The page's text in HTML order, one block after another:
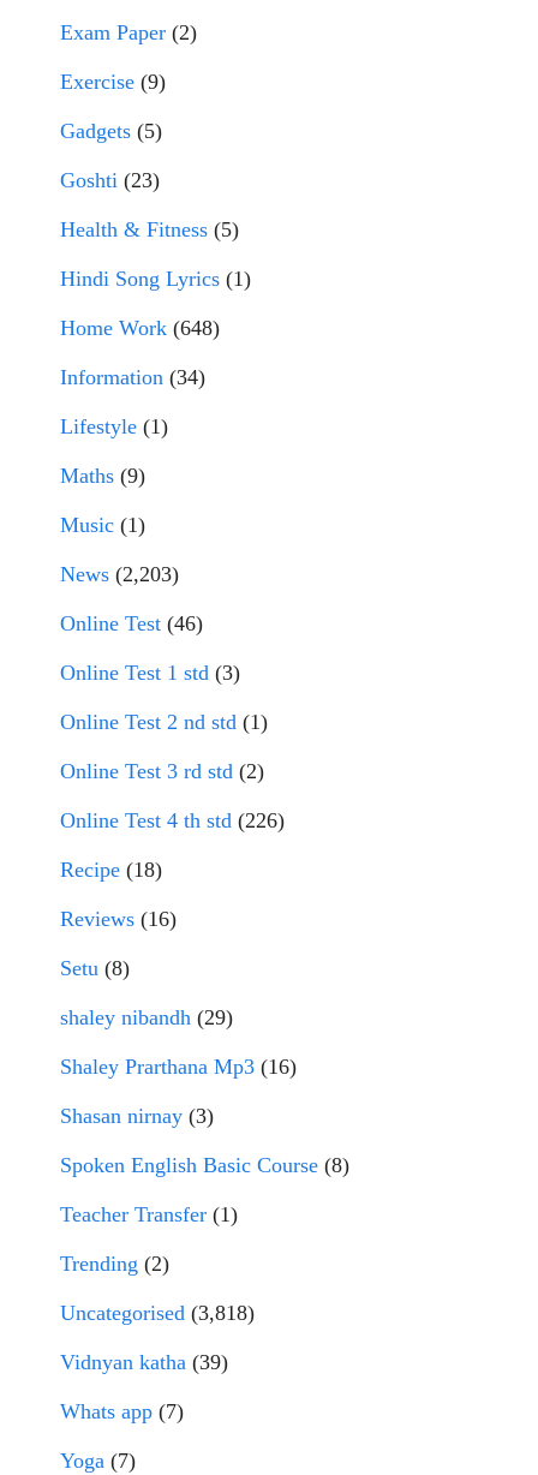
Exam Paper (2)
Exercise (9)
Gadgets (5)
Goshti (23)
Health & Fitness (5)
Hindi Song Lyrics (1)
Home Work (648)
Information (34)
Lifestyle (1)
Maths (9)
Music (1)
News (2,203)
Online Test (46)
Online Test 1 std (3)
Online Test 2 nd std (1)
Online Test 3 rd std (2)
Online Test 4 th std (226)
Recipe (18)
Reviews (16)
Setu (8)
shaley nibandh (29)
Shaley Prarthana Mp3 (16)
Shasan nirnay (3)
Spoken English Basic Course (8)
Teacher Transfer (1)
Trending (2)
Uncategorised (3,818)
Vidnyan katha (39)
Whats app (7)
Yoga (7)